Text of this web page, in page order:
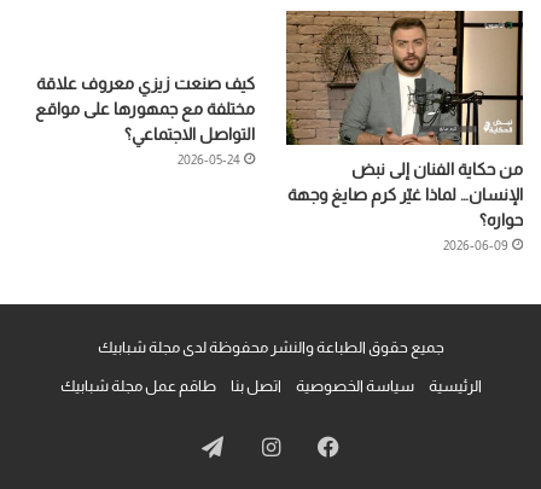
من حكاية الفنان إلى نبض
الإنسان… لماذا غيّر كرم صايغ وجهة
حواره؟
2026-06-09
كيف صنعت زيزي معروف علاقة
مختلفة مع جمهورها على مواقع
التواصل الاجتماعي؟
2026-05-24
جميع حقوق الطباعة والنشر محفوظة لدى مجلة شبابيك
الرئيسية سياسة الخصوصية اتصل بنا طاقم عمل مجلة شبابيك
فيسبوكانستقرامتيلقرام